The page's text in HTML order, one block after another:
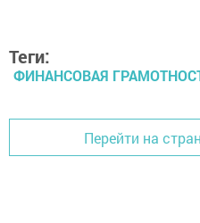
Теги:
ФИНАНСОВАЯ
Перейти на